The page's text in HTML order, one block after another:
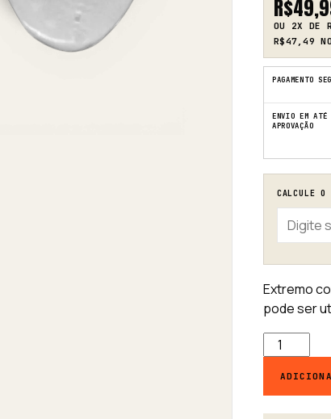
R$
OU 2X DE
R$47,49
PAGAMENTO
ENVIO EM
APROVAÇÃO
CALCULE O
CEP
Extremo
pode ser
Meia